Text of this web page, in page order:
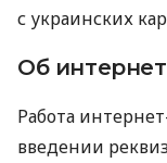
с украинских
Об
Работа
введении